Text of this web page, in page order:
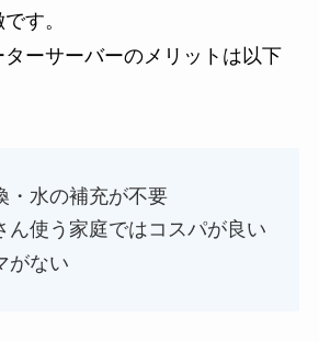
す。
ーサーバーのメリットは以下
・水の補充が不要
ん使う家庭ではコスパが良い
がない